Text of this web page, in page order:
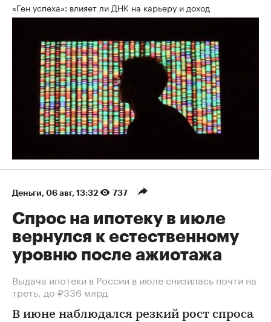
«Ген успеха»: влияет ли ДНК на карьеру и доход
Деньги⁠, 06 авг, 13:32 737
Спрос на ипотеку в июле
вернулся к естественному
уровню после ажиотажа
Выдача ипотеки в России в июле снизилась почти на
треть, до ₽336 млрд
В июне наблюдался резкий рост спроса